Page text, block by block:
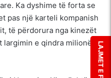
Ka dyshime të forta se
pas një karteli kompanish
të përdorura nga kinezët
e qindra milionë